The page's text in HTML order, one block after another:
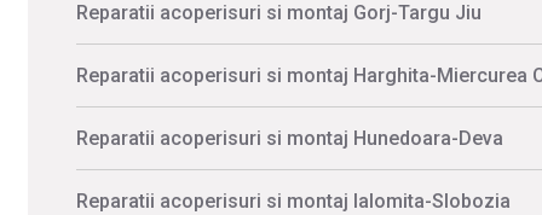
Reparatii acoperisuri si montaj Gorj-Targu Jiu
Reparatii acoperisuri si montaj Harghita-Miercurea
Reparatii acoperisuri si montaj Hunedoara-Deva
Reparatii acoperisuri si montaj Ialomita-Slobozia